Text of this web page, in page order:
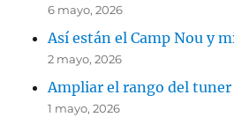
6 mayo, 2026
Así están el Camp Nou y
2 mayo, 2026
Ampliar el rango del tuner
1 mayo, 2026